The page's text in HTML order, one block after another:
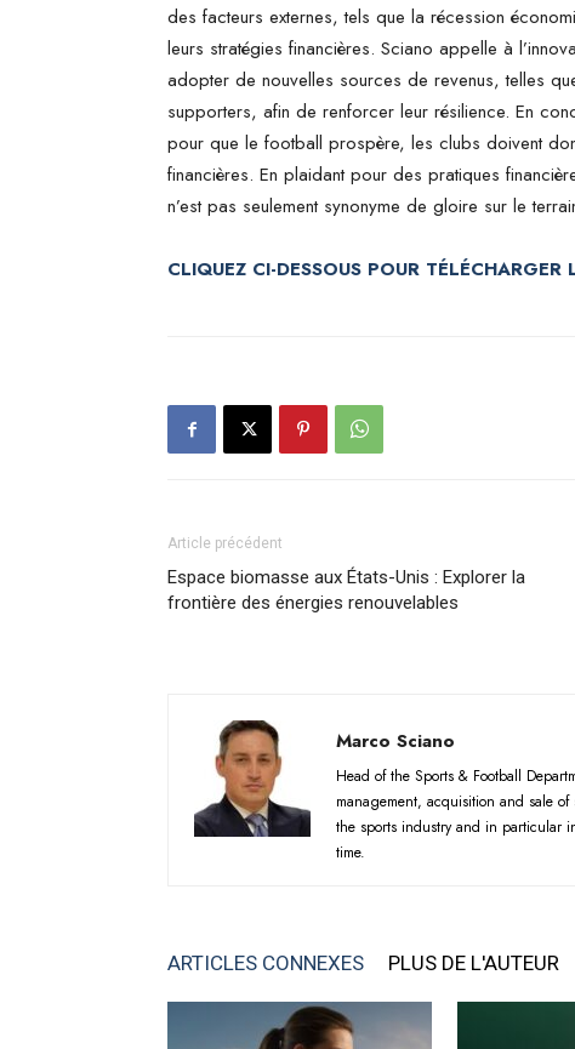
des facteurs externes, tels que la récession
leurs stratégies financières. Sciano appelle à
adopter de nouvelles sources de revenus, telles
supporters, afin de renforcer leur résilience. En
pour que le football prospère, les clubs doivent
financières. En plaidant pour des pratiques
n’est pas seulement synonyme de gloire sur le
CLIQUEZ CI-DESSOUS POUR TÉLÉCHARGER
Article précédent
Espace biomasse aux États-Unis : Explorer la
frontière des énergies renouvelables
Marco Sciano
Head of the Sports & Football
management, acquisition and sale
the sports industry and in particular
time.
ARTICLES CONNEXES PLUS DE L'AUTEUR